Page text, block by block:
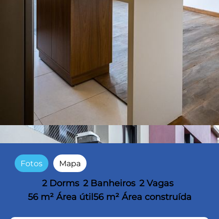
Fotos Mapa
2 Dorms 2 Banheiros 2 Vagas
56 m² Área útil 56 m² Área construída